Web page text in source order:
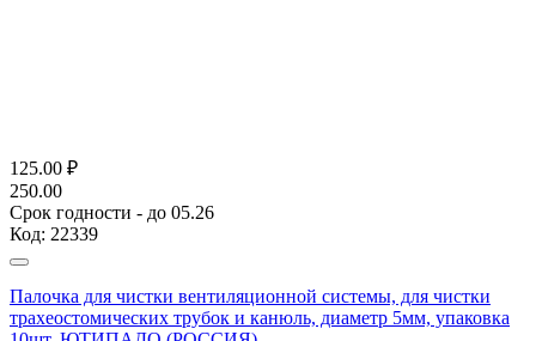
125.00 ₽
250.00
Срок годности - до 05.26
Код: 22339
Палочка для чистки вентиляционной системы, для чистки
трахеостомических трубок и канюль, диаметр 5мм, упаковка